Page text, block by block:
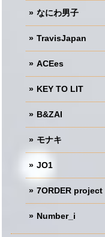
なにわ男子
TravisJapan
ACEes
KEY TO LIT
B&ZAI
モナキ
JO1
7ORDER project
Number_i